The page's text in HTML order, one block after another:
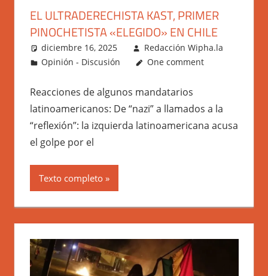
EL ULTRADERECHISTA KAST, PRIMER
PINOCHETISTA «ELEGIDO» EN CHILE
diciembre 16, 2025
Redacción Wipha.la
Opinión - Discusión
One comment
Reacciones de algunos mandatarios
latinoamericanos: De “nazi” a llamados a la
“reflexión”: la izquierda latinoamericana acusa
el golpe por el
Texto completo